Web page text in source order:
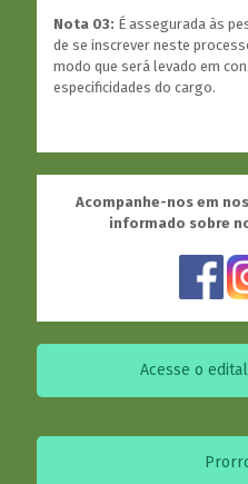
Nota 03: É assegurada às
de se inscrever neste
modo que será levado em
especificidades do cargo.
Acompanhe-nos em
informado sobre
Acesse o